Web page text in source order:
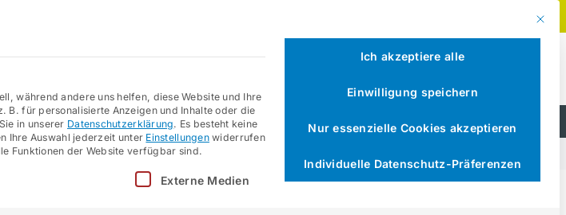
Bundesverband für Patienten- und Versicherteninteressen
Mit
während andere uns helfen, diese Website und Ihre
B. für personalisierte Anzeigen und Inhalte oder die
in unserer Datenschutzerklärung. Es besteht keine
Ihre Auswahl jederzeit unter Einstellungenwiderrufen
Funktionen der Website verfügbar sind.
werden kann. Die erste Service-Gruppe ist essenziell und kann nicht
Externe Medien
Ich akzeptiere alle
Einwilligung speichern
Nur essenzielle Cookies akzeptieren
Individuelle Datenschutz-Präferenzen